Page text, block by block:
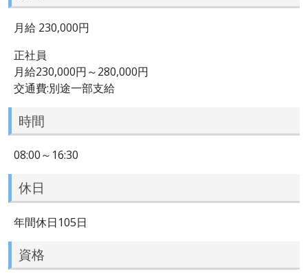
月給 230,000円
正社員
月給230,000円～280,000円
交通費:別途一部支給
時間
08:00～16:30
休日
年間休日105日
資格